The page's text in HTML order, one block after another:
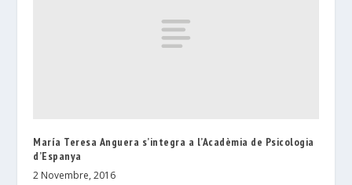
María Teresa Anguera s’integra a l’Acadèmia de Psicologia
d’Espanya
2 Novembre, 2016